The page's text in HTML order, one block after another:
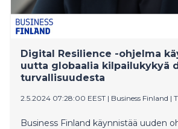
Digital Resilience -ohjelma
uutta globaalia kilpailukykyä
turvallisuudesta
2.5.2024 07:28:00 EEST | Business Finland |
Business Finland käynnistää uuden